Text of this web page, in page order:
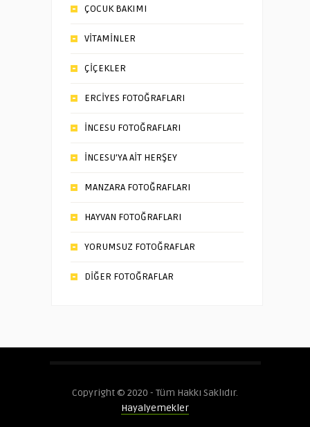
ÇOCUK BAKIMI
VİTAMİNLER
ÇİÇEKLER
ERCİYES FOTOĞRAFLARI
İNCESU FOTOĞRAFLARI
İNCESU’YA AİT HERŞEY
MANZARA FOTOĞRAFLARI
HAYVAN FOTOĞRAFLARI
YORUMSUZ FOTOĞRAFLAR
DİĞER FOTOĞRAFLAR
Copyright © 2020 - Tüm Hakkı Saklıdır.
Hayalyemekler